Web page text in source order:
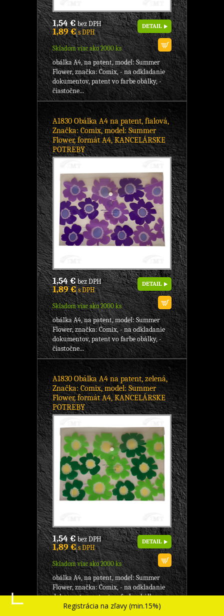
1,54 €bez DPH
1,89 €s DPH
Skladom viac ako 2000 ks
DETAIL
obálka A4, na patent, model: Summer
Flower, značka: Comix, - na odkladanie
dokumentov, patent vo farbe obálky, -
čiastočne...
A1830 Obálka A4 na patent, fialová,
Značka: Comix, model: Summer
Flower, formát A4, KANCELÁRSKE
POTREBY
1,54 €bez DPH
1,89 €s DPH
Skladom viac ako 2000 ks
DETAIL
obálka A4, na patent, model: Summer
Flower, značka: Comix, - na odkladanie
dokumentov, patent vo farbe obálky, -
čiastočne...
A1830 Obálka A4 na patent, zelená,
Značka: Comix, model: Summer
Flower, formát A4, KANCELÁRSKE
POTREBY
1,54 €bez DPH
1,89 €s DPH
Skladom viac ako 2000 ks
DETAIL
obálka A4, na patent, model: Summer
Flower, značka: Comix, - na odkladanie
dokumentov, patent vo farbe obálky, -
čiastočne...
Registrácia na zľavy (min.15%)